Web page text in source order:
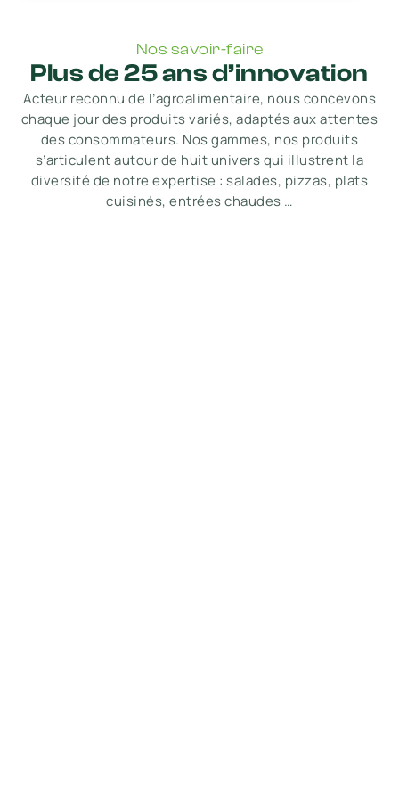
Nos savoir-faire
Plus de 25 ans d’innovation
Acteur reconnu de l’agroalimentaire, nous concevons
chaque jour des produits variés, adaptés aux attentes
des consommateurs. Nos gammes, nos produits
s’articulent autour de huit univers qui illustrent la
diversité de notre expertise : salades, pizzas, plats
cuisinés, entrées chaudes …